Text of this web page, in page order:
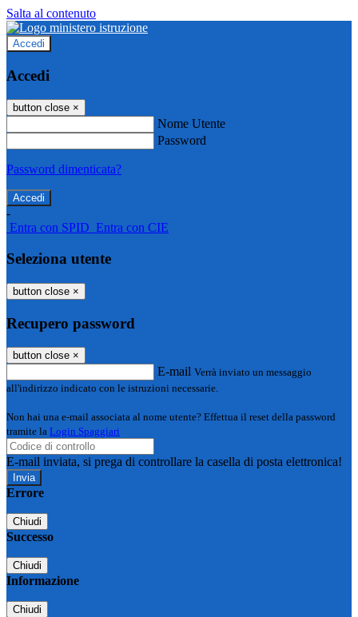
Salta al contenuto
Accedi
Accedi
button close ×
Nome Utente
Password
Password dimenticata?
-
Entra con SPID Entra con CIE
Seleziona utente
button close ×
Recupero password
button close ×
E-mail Verrà inviato un messaggio
all'indirizzo indicato con le istruzioni necessarie.
Non hai una e-mail associata al nome utente? Effettua il reset della password
tramite la Login Spaggiari
E-mail inviata, si prega di controllare la casella di posta elettronica!
Errore
Chiudi
Successo
Chiudi
Informazione
Chiudi